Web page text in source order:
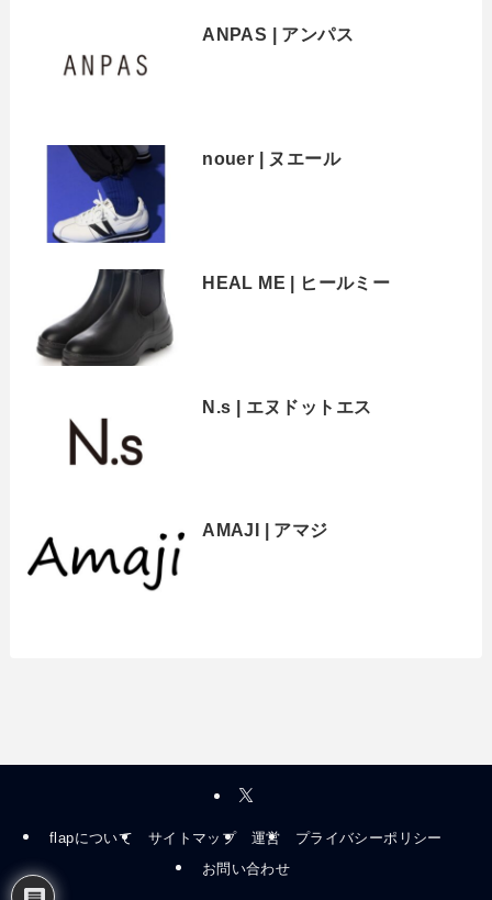
ANPAS | アンパス
nouer | ヌエール
HEAL ME | ヒールミー
N.s | エヌドットエス
AMAJI | アマジ
flapについて サイトマップ 運営
プライバシーポリシー
お問い合わせ